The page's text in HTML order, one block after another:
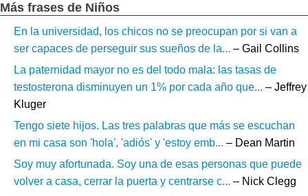
Más frases de Niños
En la universidad, los chicos no se preocupan por si van a
ser capaces de perseguir sus sueños de la... – Gail Collins
La paternidad mayor no es del todo mala: las tasas de
testosterona disminuyen un 1% por cada año que... – Jeffrey
Kluger
Tengo siete hijos. Las tres palabras que más se escuchan
en mi casa son 'hola', 'adiós' y 'estoy emb... – Dean Martin
Soy muy afortunada. Soy una de esas personas que puede
volver a casa, cerrar la puerta y centrarse c... – Nick Clegg